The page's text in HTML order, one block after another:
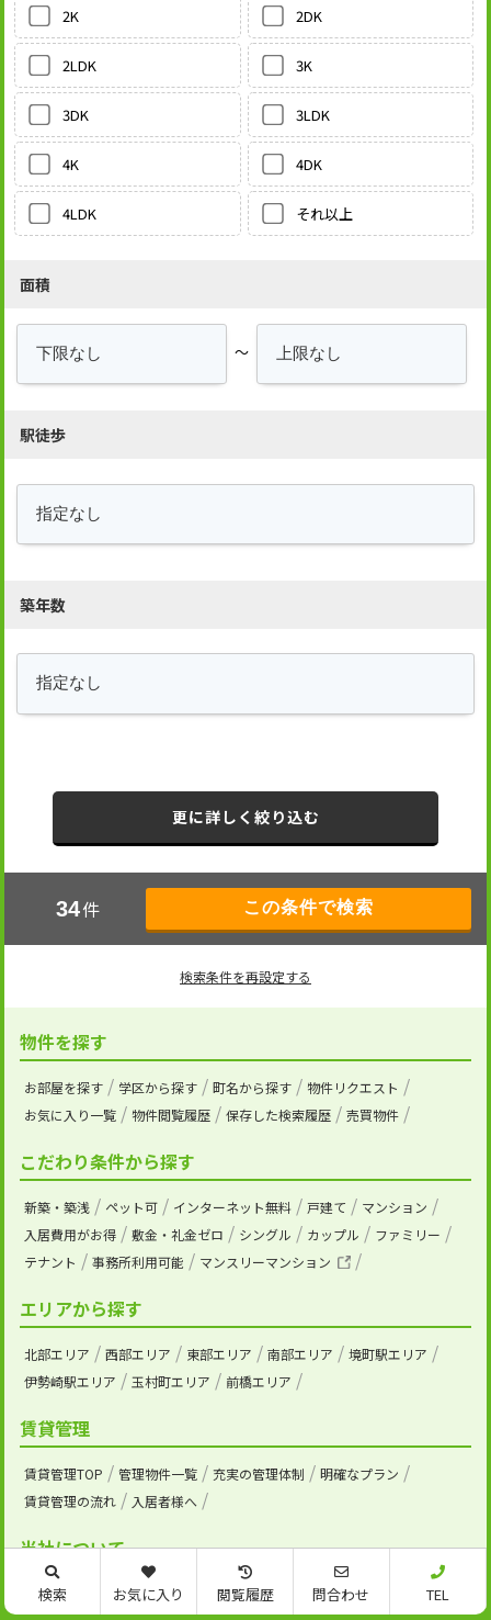
2K 2DK
2LDK 3K
3DK 3LDK
4K 4DK
4LDK それ以上
面積
～
駅徒歩
築年数
更に詳しく絞り込む
34件
検索条件を再設定する
物件を探す
お部屋を探す 学区から探す 町名から探す
物件リクエスト
お気に入り一覧
物件閲覧履歴 保存した検索履歴 売買物件
こだわり条件から探す
新築・築浅 ペット可 インターネット無料 戸建て
マンション
入居費用がお得
敷金・礼金ゼロ シングル カップル
ファミリー
テナント
事務所利用可能 マンスリーマンション
エリアから探す
北部エリア 西部エリア 東部エリア 南部エリア
境町駅エリア
伊勢崎駅エリア
玉村町エリア 前橋エリア
賃貸管理
賃貸管理TOP 管理物件一覧 充実の管理体制
明確なプラン
賃貸管理の流れ
入居者様へ
当社について
会社概要 お知らせ スタッフ紹介 スタッフブログ
お客様の声
検索 お気に入り 閲覧履歴 問合わせ TEL